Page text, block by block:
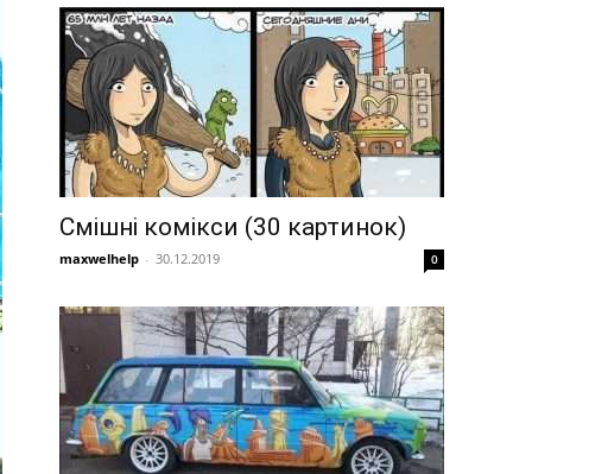
Смішні комікси (30 картинок)
maxwelhelp - 30.12.2019 0